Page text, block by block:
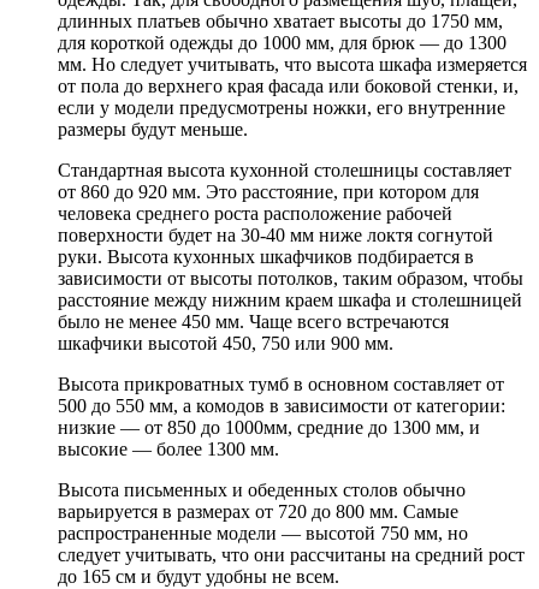
длинных платьев обычно хватает высоты до 1750 мм,
для короткой одежды до 1000 мм, для брюк — до 1300
мм. Но следует учитывать, что высота шкафа измеряется
от пола до верхнего края фасада или боковой стенки, и,
если у модели предусмотрены ножки, его внутренние
размеры будут меньше.
Стандартная высота кухонной столешницы составляет
от 860 до 920 мм. Это расстояние, при котором для
человека среднего роста расположение рабочей
поверхности будет на 30-40 мм ниже локтя согнутой
руки. Высота кухонных шкафчиков подбирается в
зависимости от высоты потолков, таким образом, чтобы
расстояние между нижним краем шкафа и столешницей
было не менее 450 мм. Чаще всего встречаются
шкафчики высотой 450, 750 или 900 мм.
Высота прикроватных тумб в основном составляет от
500 до 550 мм, а комодов в зависимости от категории:
низкие — от 850 до 1000мм, средние до 1300 мм, и
высокие — более 1300 мм.
Высота письменных и обеденных столов обычно
варьируется в размерах от 720 до 800 мм. Самые
распространенные модели — высотой 750 мм, но
следует учитывать, что они рассчитаны на средний рост
до 165 см и будут удобны не всем.